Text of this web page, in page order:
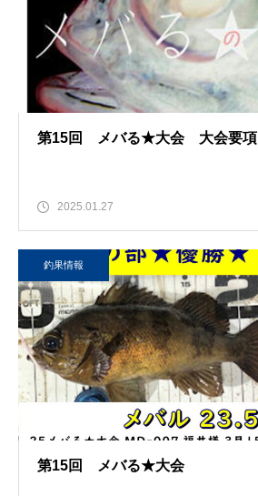
第15回 メバる★大会 大会要項
2025.01.27
釣果情報
第15回 メバる★大会